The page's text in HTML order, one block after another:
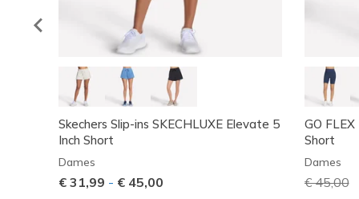
Skechers Slip-ins SKECHLUXE Elevate 5
Inch Short
Dames
€ 31,99 - € 45,00
GO
Short
Dames
Prijs
€ 45,00